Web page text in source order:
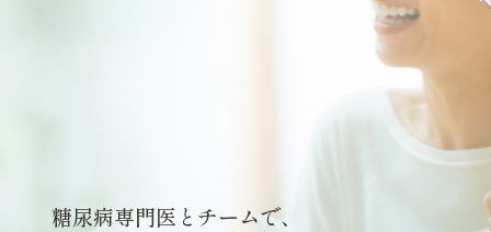
糖尿病専門医とチームで、